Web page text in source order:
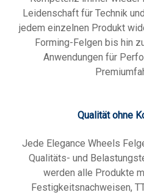
Leidenschaft für Technik
jedem einzelnen Produkt
Forming-Felgen bis hin
Anwendungen für
Qualität ohne
Jede Elegance Wheels
Qualitäts- und
werden alle Produkte
Festigkeitsnachweisen,